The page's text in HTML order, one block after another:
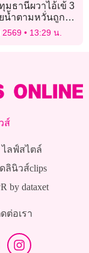
มธานีผวาไอ้เข้ 3
นํ้าตามหวั่นถูก
2569 13:29 น.
ส์
ไลฟ์สไตล์
ดลินิวส์clips
by dataxet
ต่อเรา